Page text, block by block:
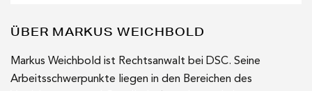
ÜBER MARKUS WEICHBOLD
Markus Weichbold ist Rechtsanwalt bei DSC. Seine
Arbeitsschwerpunkte liegen in den Bereichen des